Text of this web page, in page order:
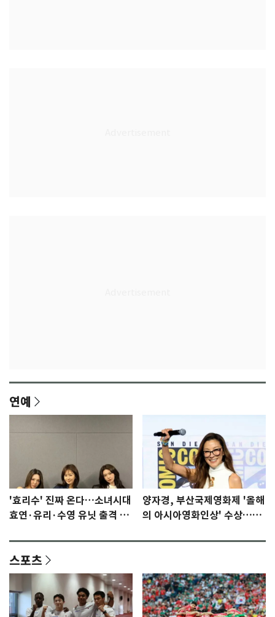
연예
'효리수' 진짜 온다…소녀시대
효연·유리·수영 유닛 출격 [N
양자경, 부산국제영화제 '올해
의 아시아영화인상' 수상…15
스포츠